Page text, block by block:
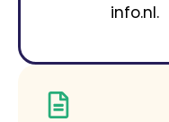
info.nl.